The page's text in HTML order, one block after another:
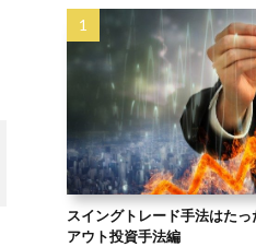
スイングトレード手法はた
アウト投資手法編